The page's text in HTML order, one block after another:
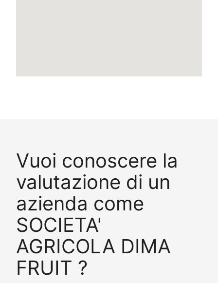
Vuoi conoscere la
valutazione di un
azienda come
SOCIETA'
AGRICOLA DIMA
FRUIT ?